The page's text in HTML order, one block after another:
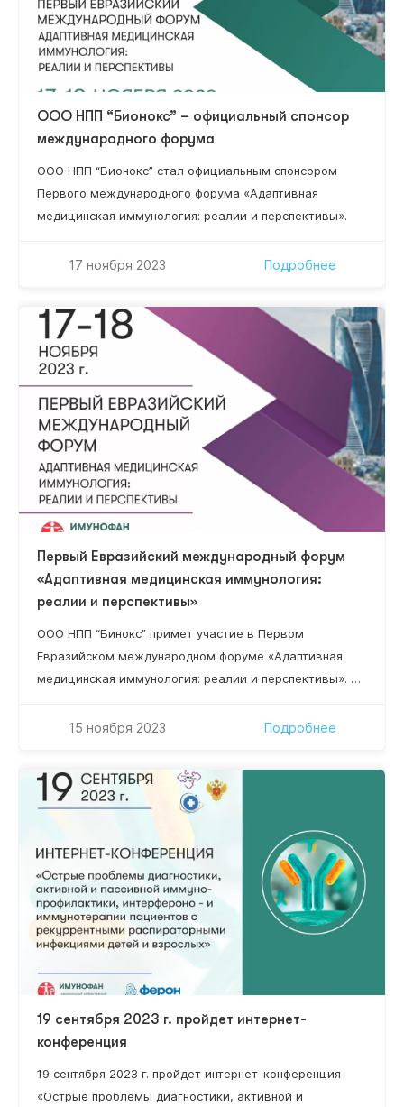
ООО НПП “Бионокс” – официальный спонсор
международного форума
ООО НПП “Бионокс” стал официальным спонсором
Первого международного форума «Адаптивная
медицинская иммунология: реалии и перспективы».
17 ноября 2023 Подробнее
Первый Евразийский международный форум
«Адаптивная медицинская иммунология:
реалии и перспективы»
ООО НПП “Бинокс” примет участие в Первом
Евразийском международном форуме «Адаптивная
медицинская иммунология: реалии и перспективы». В
здравоохранения высшего звена, руководители
специалисты в области клинической,
фундаментальной иммунологии, адаптивной
медицинской иммунологии и адаптационной
15 ноября 2023 Подробнее
19 сентября 2023 г. пройдет интернет-
конференция
19 сентября 2023 г. пройдет интернет-конференция
«Острые проблемы диагностики, активной и